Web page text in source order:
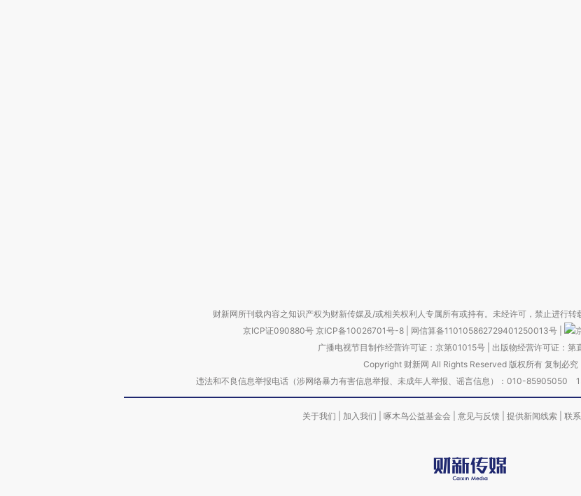
财新网所刊载内容之知识产权为财新传媒及/或相关权利人专属所有或持有。未经许可，禁止进行转
京ICP证090880号 京ICP备10026701号-8 网信算备110105862729401250013号
广播电视节目制作经营许可证：京第01015号| 出版物经营许可证：第
Copyright 财新网 All Rights Reserved 版权所有 复制必究
违法和不良信息举报电话（涉网络暴力有害信息举报、未成年人举报、谣言信息）：010-85905050
关于我们 加入我们 啄木鸟公益基金会 意见与反馈 提供新闻线索 联